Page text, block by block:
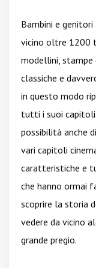
Bambini e
vicino oltre 1200
modellini, stampe
classiche e
in questo modo
tutti i suoi
possibilità anche
vari capitoli
caratteristiche e
che hanno ormai
scoprire la storia
vedere da vicino
grande pregio.